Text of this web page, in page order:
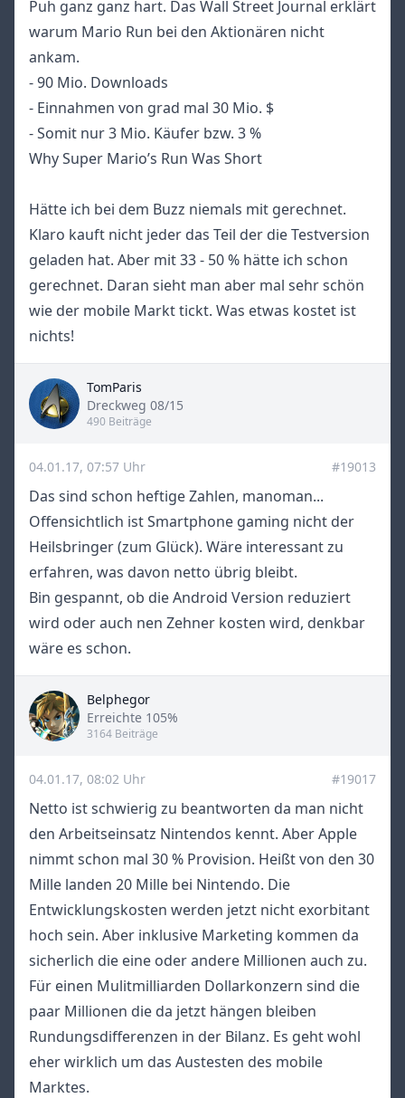
Puh ganz ganz hart. Das Wall Street Journal erklärt
warum Mario Run bei den Aktionären nicht
ankam.
- 90 Mio. Downloads
- Einnahmen von grad mal 30 Mio. $
- Somit nur 3 Mio. Käufer bzw. 3 %
Why Super Mario’s Run Was Short
Hätte ich bei dem Buzz niemals mit gerechnet.
Klaro kauft nicht jeder das Teil der die Testversion
geladen hat. Aber mit 33 - 50 % hätte ich schon
gerechnet. Daran sieht man aber mal sehr schön
wie der mobile Markt tickt. Was etwas kostet ist
nichts!
TomParis
Title
Dreckweg 08/15
490 Beiträge
04.01.17, 07:57 Uhr #19013
Das sind schon heftige Zahlen, manoman...
Offensichtlich ist Smartphone gaming nicht der
Heilsbringer (zum Glück). Wäre interessant zu
erfahren, was davon netto übrig bleibt.
Bin gespannt, ob die Android Version reduziert
wird oder auch nen Zehner kosten wird, denkbar
wäre es schon.
Belphegor
Title
Erreichte 105%
3164 Beiträge
04.01.17, 08:02 Uhr #19017
Netto ist schwierig zu beantworten da man nicht
den Arbeitseinsatz Nintendos kennt. Aber Apple
nimmt schon mal 30 % Provision. Heißt von den 30
Mille landen 20 Mille bei Nintendo. Die
Entwicklungskosten werden jetzt nicht exorbitant
hoch sein. Aber inklusive Marketing kommen da
sicherlich die eine oder andere Millionen auch zu.
Für einen Mulitmilliarden Dollarkonzern sind die
paar Millionen die da jetzt hängen bleiben
Rundungsdifferenzen in der Bilanz. Es geht wohl
eher wirklich um das Austesten des mobile
Marktes.